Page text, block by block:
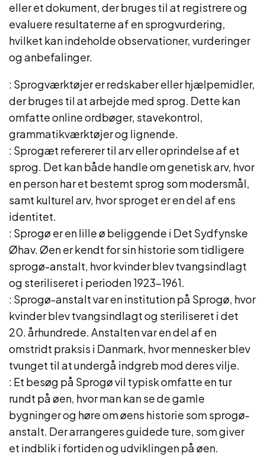
eller et dokument, der bruges til at registrere og
evaluere resultaterne af en sprogvurdering,
hvilket kan indeholde observationer, vurderinger
og anbefalinger.
: Sprogværktøjer er redskaber eller hjælpemidler,
der bruges til at arbejde med sprog. Dette kan
omfatte online ordbøger, stavekontrol,
grammatikværktøjer og lignende.
: Sprogæt refererer til arv eller oprindelse af et
sprog. Det kan både handle om genetisk arv, hvor
en person har et bestemt sprog som modersmål,
samt kulturel arv, hvor sproget er en del af ens
identitet.
: Sprogø er en lille ø beliggende i Det Sydfynske
Øhav. Øen er kendt for sin historie som tidligere
sprogø-anstalt, hvor kvinder blev tvangsindlagt
og steriliseret i perioden 1923-1961.
: Sprogø-anstalt var en institution på Sprogø, hvor
kvinder blev tvangsindlagt og steriliseret i det
20. århundrede. Anstalten var en del af en
omstridt praksis i Danmark, hvor mennesker blev
tvunget til at undergå indgreb mod deres vilje.
: Et besøg på Sprogø vil typisk omfatte en tur
rundt på øen, hvor man kan se de gamle
bygninger og høre om øens historie som sprogø-
anstalt. Der arrangeres guidede ture, som giver
et indblik i fortiden og udviklingen på øen.